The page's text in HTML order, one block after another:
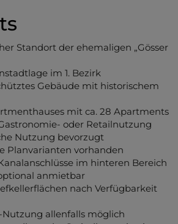
Standort der ehemaligen „Gösser
im 1. Bezirk
Gebäude mit historischem
mit ca. 28 Apartments
oder Retailnutzung
Nutzung bevorzugt
Planvarianten vorhanden
im hinteren Bereich
anmietbar
nach Verfügbarkeit
allenfalls möglich